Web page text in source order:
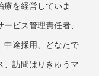
療を経営していま
ビス管理責任者、
中途採用、どなたで
、訪問はりきゅうマ